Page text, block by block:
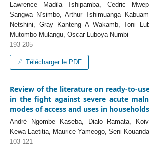
Lawrence Madila Tshipamba, Cedric
Sangwa N’simbo, Arthur Tshimuanga
Netshini, Gray Kanteng A Wakamb, Toni
Mutombo Mulangu, Oscar Luboya Numbi
193-205
Télécharger le PDF
Review of the literature on ready-to-
in the fight against severe acute
modes of access and uses in households
André Ngombe Kaseba, Dialo Ramata,
Kewa Laetitia, Maurice Yameogo, Seni Kouanda
103-121